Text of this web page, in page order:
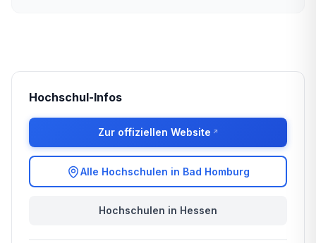
Hochschul-Infos
Zur offiziellen Website
Alle Hochschulen in Bad Homburg
Hochschulen in Hessen